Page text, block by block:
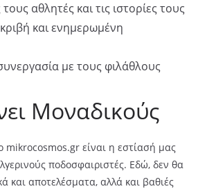
αθλητές και τις ιστορίες τους
και ενημερωμένη
με τους φιλάθλους
Μοναδικούς
mikrocosmos.gr είναι η εστίασή μας
ποδοσφαιριστές. Εδώ, δεν θα
και αποτελέσματα, αλλά και βαθιές